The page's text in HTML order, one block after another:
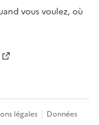
vous voulez, où
légales
Données